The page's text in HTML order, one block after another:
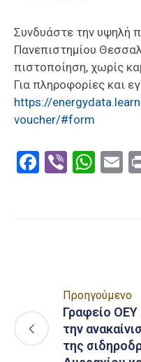
Συνδυάστε την υψηλή
Πανεπιστημίου
πιστοποίηση, χωρίς
Για πληροφορίες και
https://
voucher/#form
Facebook
Viber
Προηγούμενο
Γραφείο ΟΕΥ
την
της